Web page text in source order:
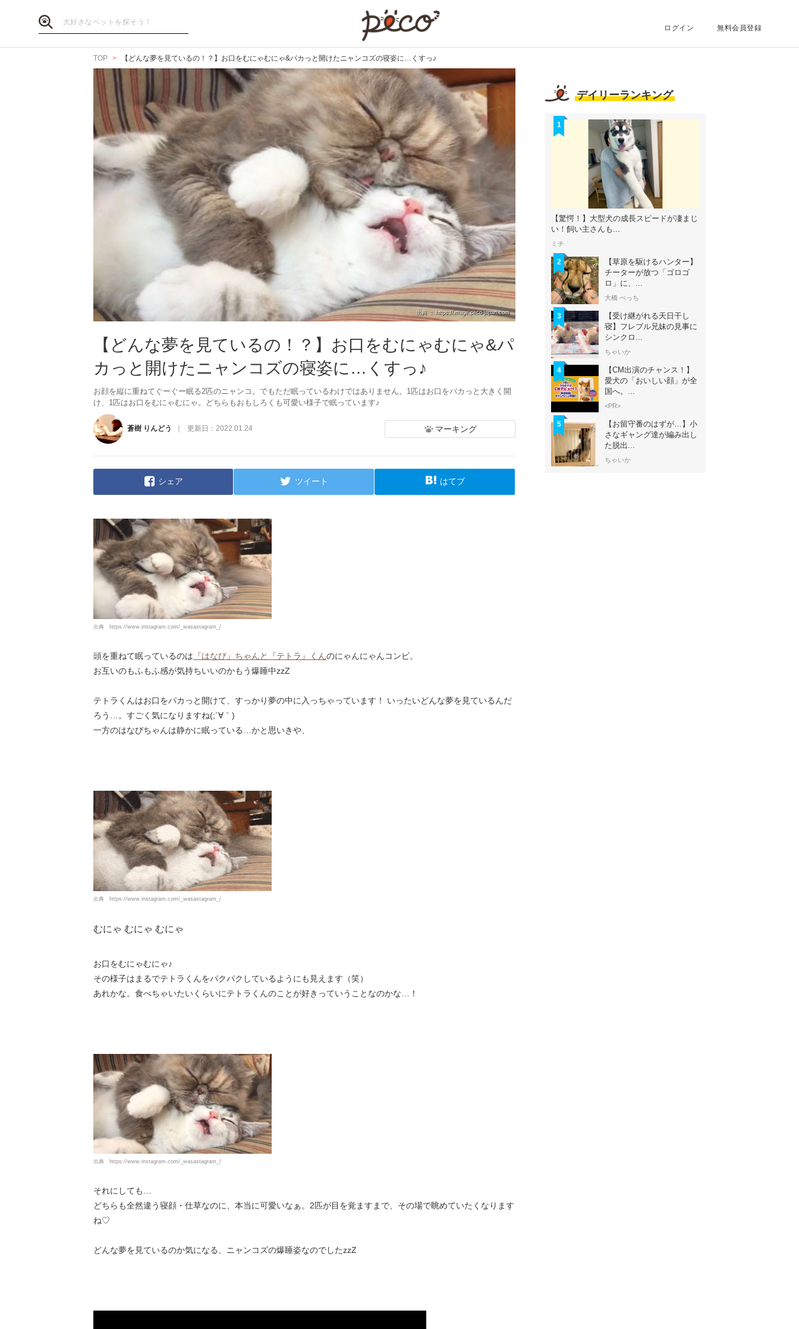
ログイン 無料会員登録
TOP 【どんな夢を見ているの！？】お口をむにゃむにゃ&パカっと開けたニャンコズの寝姿に…くすっ♪
出典 ： https://image.peco-japan.com
【どんな夢を見ているの！？】お口をむにゃむにゃ&パ
カっと開けたニャンコズの寝姿に…くすっ♪
お顔を縦に重ねてぐーぐー眠る2匹のニャンコ。でもただ眠っているわけではありません。1匹はお口をパカっと大きく開
け、1匹はお口をむにゃむにゃ。どちらもおもしろくも可愛い様子で眠っています♪
蒼樹 りんどう 更新日： 2022.01.24 マーキング
シェア ツイート はてブ
出典 https://www.instagram.com/_wasastagram_/
頭を重ねて眠っているのは 『はなび』ちゃんと『テトラ』くんのにゃんにゃんコンビ。
お互いのもふもふ感が気持ちいいのかもう爆睡中zzZ
テトラくんはお口をパカっと開けて、すっかり夢の中に入っちゃっています！ いったいどんな夢を見ているんだ
ろう…。すごく気になりますね(;´∀｀)
一方のはなびちゃんは静かに眠っている…かと思いきや、
出典 https://www.instagram.com/_wasastagram_/
むにゃ むにゃ むにゃ
お口をむにゃむにゃ♪
その様子はまるでテトラくんをパクパクしているようにも見えます（笑）
あれかな。食べちゃいたいくらいにテトラくんのことが好きっていうことなのかな…！
出典 https://www.instagram.com/_wasastagram_/
それにしても…
どちらも全然違う寝顔・仕草なのに、本当に可愛いなぁ。2匹が目を覚ますまで、その場で眺めていたくなります
ね♡
どんな夢を見ているのか気になる、ニャンコズの爆睡姿なのでしたzzZ
デイリーランキング
1
【驚愕！】大型犬の成長スピードが凄まじ
い！飼い主さんも...
ミチ
2
【草原を駆けるハンター】
チーターが放つ「ゴロゴ
ロ」に、...
大橋 ぺっち
3
【受け継がれる天日干し
寝】フレブル兄妹の見事に
シンクロ...
ちゃいか
4
【CM出演のチャンス！】
愛犬の「おいしい顔」が全
国へ。...
<PR>
5
【お留守番のはずが…】小
さなギャング達が編み出し
た脱出...
ちゃいか